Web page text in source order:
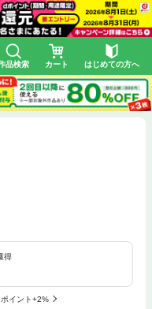
品検索 カート はじめての方へ
得
イント+2%